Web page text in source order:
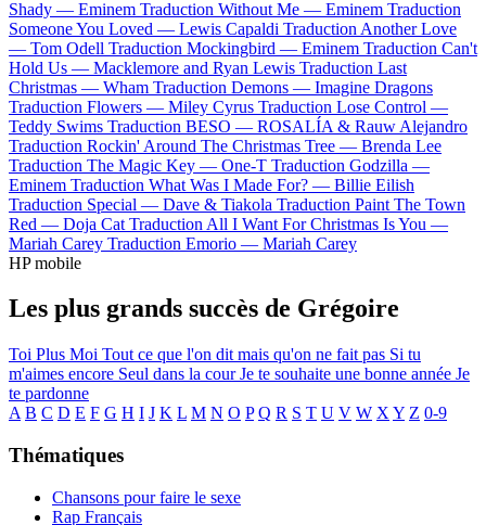
Shady — Eminem Traduction Without Me — Eminem Traduction
Someone You Loved — Lewis Capaldi Traduction Another Love
— Tom Odell Traduction Mockingbird — Eminem Traduction Can't
Hold Us — Macklemore and Ryan Lewis Traduction Last
Christmas — Wham Traduction Demons — Imagine Dragons
Traduction Flowers — Miley Cyrus Traduction Lose Control —
Teddy Swims Traduction BESO — ROSALÍA & Rauw Alejandro
Traduction Rockin' Around The Christmas Tree — Brenda Lee
Traduction The Magic Key — One-T Traduction Godzilla —
Eminem Traduction What Was I Made For? — Billie Eilish
Traduction Special — Dave & Tiakola Traduction Paint The Town
Red — Doja Cat Traduction All I Want For Christmas Is You —
Mariah Carey Traduction Emorio — Mariah Carey
HP mobile
Les plus grands succès de Grégoire
Toi Plus Moi Tout ce que l'on dit mais qu'on ne fait pas Si tu
m'aimes encore Seul dans la courJe te souhaite une bonne année Je
te pardonne
A B C D E F G H I J K L M N O P Q R S T U V W X Y Z 0-9
Thématiques
Chansons pour faire le sexe
Rap Français